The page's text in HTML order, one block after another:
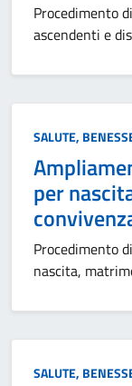
Procedimento
ascendenti e
Categoria:
SALUTE,
per
Procedimento
nascita,
Categoria:
SALUTE,